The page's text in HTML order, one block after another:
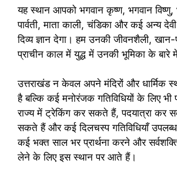
यह स्थान आपको भगवान कृष्ण, भगवान विष्णु,
पार्वती, माता काली, चंडिका और कई अन्य
दिव्य ज्ञान देगा। हम उनकी जीवनशैली,
प्राचीन काल में युद्ध में उनकी भूमिका के
उत्तराखंड न केवल अपने मंदिरों और धार्मिक
है बल्कि कई मनोरंजक गतिविधियों के लिए
राज्य में ट्रेकिंग कर सकते हैं, पदयात्रा कर
सकते हैं और कई दिलचस्प गतिविधियाँ
कई भक्त साल भर प्रार्थना करने और
लेने के लिए इस स्थान पर आते हैं।